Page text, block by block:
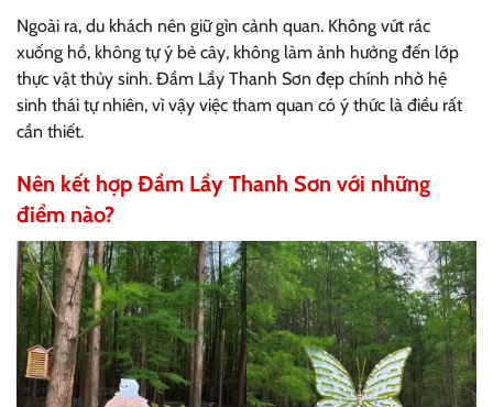
Ngoài ra, du khách nên giữ gìn cảnh quan. Không vứt rác
xuống hồ, không tự ý bẻ cây, không làm ảnh hưởng đến lớp
thực vật thủy sinh. Đầm Lầy Thanh Sơn đẹp chính nhờ hệ
sinh thái tự nhiên, vì vậy việc tham quan có ý thức là điều rất
cần thiết.
Nên kết hợp Đầm Lầy Thanh Sơn với những
điểm nào?